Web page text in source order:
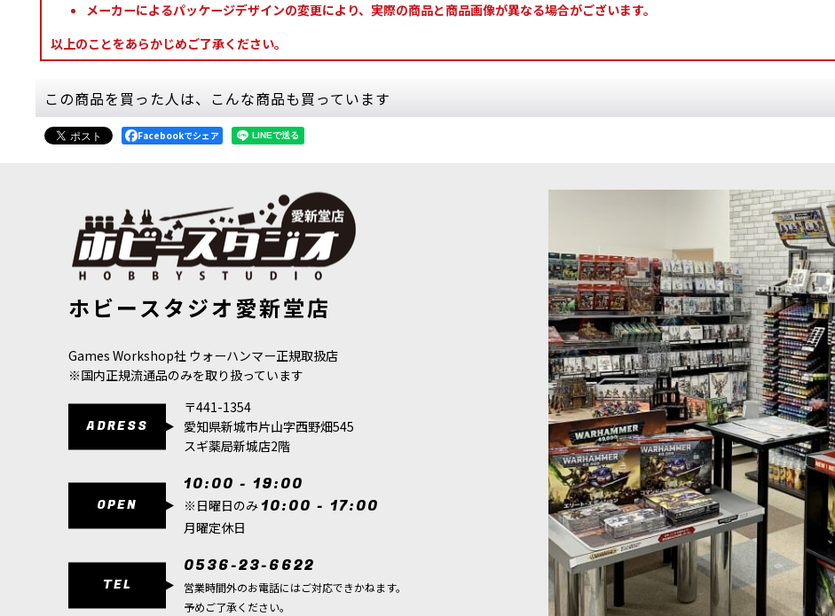
メーカーによるパッケージデザインの変更により、実際の商品と商品画像が異なる場合がございます。
以上のことをあらかじめご了承ください。
この商品を買った人は、こんな商品も買っています
円(税込)
10031]
[TTC：ミッドトーン] スカルカー・イエロー
880円(税込)
Facebookでシェア
ホビースタジオ愛新堂店
Games Workshop社 ウォーハンマー正規取扱店
※国内正規流通品のみを取り扱っています
ADRESS
〒441-1354
愛知県新城市片山字西野畑545
スギ薬局新城店2階
OPEN
10:00 - 19:00
※日曜日のみ 10:00 - 17:00
月曜定休日
TEL
0536-23-6622
営業時間外のお電話にはご対応できかねます。
予めご了承ください。